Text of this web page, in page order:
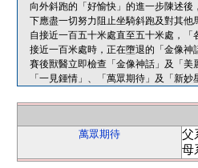
向外斜跑的「好愉快」的進一步陳述
下應盡一切努力阻止坐騎斜跑及對其他
自接近一百五十米處直至五十米處，
接近一百米處時，正在墮退的「金像
賽後獸醫立即檢查「金像神話」及「
「一見鍾情」、「萬眾期待」及「新妙
萬眾期待
父
母